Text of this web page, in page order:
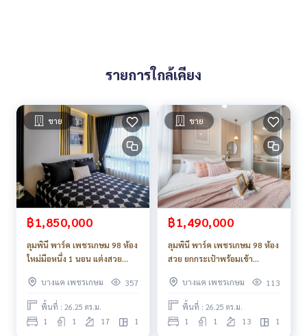
รายการใกล้เคียง
ขาย
฿1,850,000
ลุมพินี พาร์ค เพชรเกษม 98 ห้อง
ใหม่มือหนึ่ง 1 นอน แต่งสวย
บางแค เพชรเกษม
357
พื้นที่ : 26.25 ตร.ม.
1 1 17 1
ขาย
฿1,490,000
ลุมพินี พาร์ค เพชรเกษม 98 ห้อง
สวย ยกกระเป๋าพร้อมเข้า
บางแค เพชรเกษม
113
พื้นที่ : 26.25 ตร.ม.
1 1 13 1